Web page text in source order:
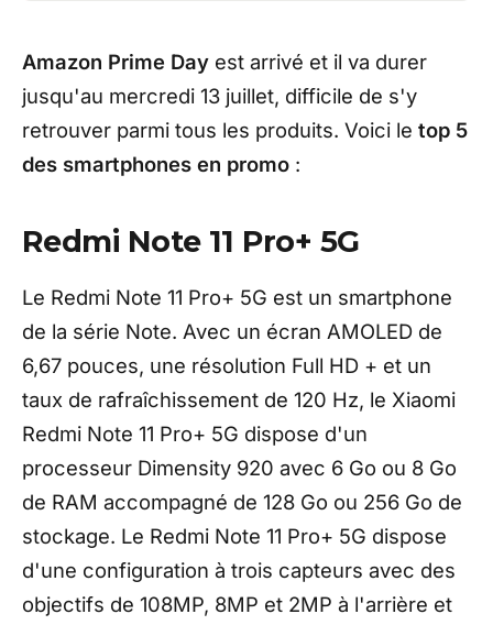
Amazon Prime Day est arrivé et il va durer
jusqu'au mercredi 13 juillet, difficile de s'y
retrouver parmi tous les produits. Voici le top 5
des smartphones en promo :
Redmi Note 11 Pro+ 5G
Le Redmi Note 11 Pro+ 5G est un smartphone
de la série Note. Avec un écran AMOLED de
6,67 pouces, une résolution Full HD + et un
taux de rafraîchissement de 120 Hz, le Xiaomi
Redmi Note 11 Pro+ 5G dispose d'un
processeur Dimensity 920 avec 6 Go ou 8 Go
de RAM accompagné de 128 Go ou 256 Go de
stockage. Le Redmi Note 11 Pro+ 5G dispose
d'une configuration à trois capteurs avec des
objectifs de 108MP, 8MP et 2MP à l'arrière et